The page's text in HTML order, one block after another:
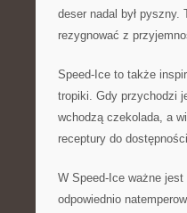
deser nadal był
rezygnować z
Speed-Ice to także
tropiki. Gdy przychodzi
wchodzą czekolada, a
receptury do
W Speed-Ice ważne
odpowiednio